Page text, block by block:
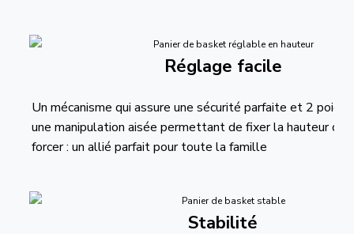
Réglage facile
Un mécanisme qui assure une sécurité parfaite et 2
une manipulation aisée permettant de fixer la hauteur du
forcer : un allié parfait pour toute la famille
Stabilité